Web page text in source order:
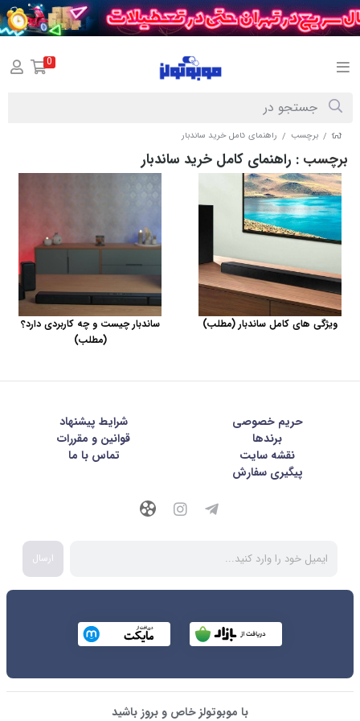
/ برچسب / راهنمای کامل خرید ساندبار
برچسب : راهنمای کامل خرید ساندبار
ویژگی های کامل ساندبار (مطلب)
ساندبار چیست و چه کاربردی دارد؟
(مطلب)
حریم خصوصی
شرايط پيشنهاد
برندها
قوانین و مقررات
نقشه سایت
تماس با ما
پیگیری سفارش
ارسال
با موبوتولز خاص و بروز باشید
0